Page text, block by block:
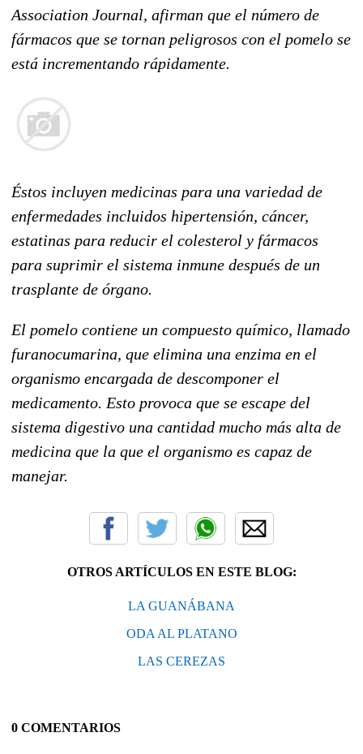
Association Journal, afirman que el número de
fármacos que se tornan peligrosos con el pomelo se
está incrementando rápidamente.
Éstos incluyen medicinas para una variedad de
enfermedades incluidos hipertensión, cáncer,
estatinas para reducir el colesterol y fármacos
para suprimir el sistema inmune después de un
trasplante de órgano.
El pomelo contiene un compuesto químico, llamado
furanocumarina, que elimina una enzima en el
organismo encargada de descomponer el
medicamento. Esto provoca que se escape del
sistema digestivo una cantidad mucho más alta de
medicina que la que el organismo es capaz de
manejar.
OTROS ARTÍCULOS EN ESTE BLOG:
LA GUANÁBANA
ODA AL PLATANO
LAS CEREZAS
0 COMENTARIOS